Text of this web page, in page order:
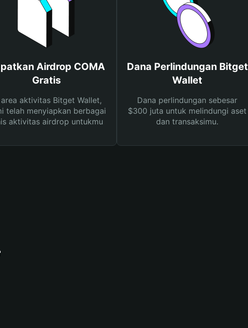
Airdrop COMA
Gratis
aktivitas Bitget Wallet,
telah menyiapkan berbagai
aktivitas airdrop untukmu
Dana Perlindungan Bitget
Wallet
Dana perlindungan sebesar
$300 juta untuk melindungi aset
dan transaksimu.